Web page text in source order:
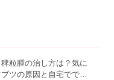
稗粒腫の治し方は？気に
ツの原因と自宅ででき